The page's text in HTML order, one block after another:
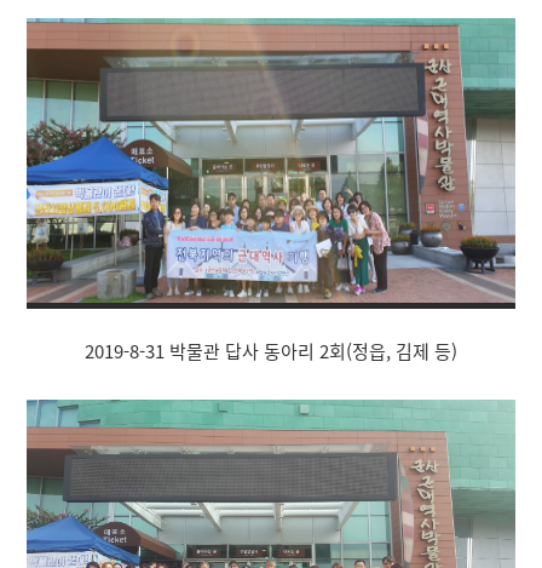
2019-8-31 박물관 답사 동아리 2회(정읍, 김제 등)